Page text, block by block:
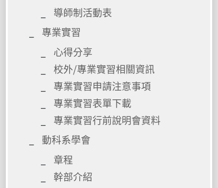
導師制活動表
專業實習
心得分享
校外/專業實習相關資訊
專業實習申請注意事項
專業實習表單下載
專業實習行前說明會資料
動科系學會
章程
幹部介紹